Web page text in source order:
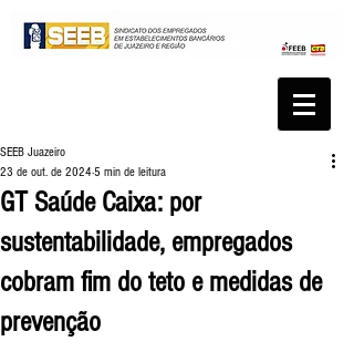
GT Saúde Caixa: por
sustentabilidade, empregados
cobram fim do teto e medidas de
prevenção
SEEB Juazeiro
23 de out. de 2024 5 min de leitura